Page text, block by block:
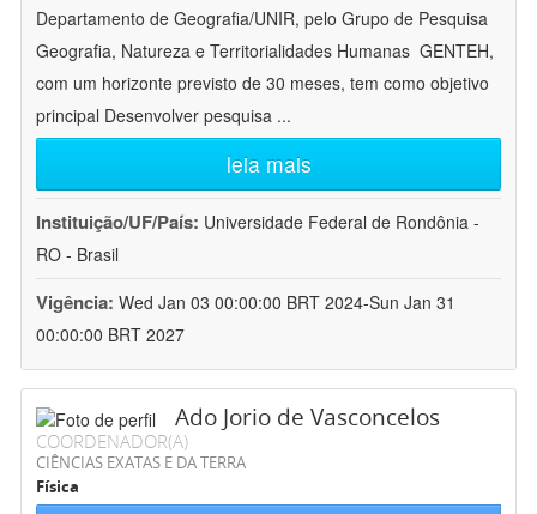
Departamento de Geografia/UNIR, pelo Grupo de Pesquisa
Geografia, Natureza e Territorialidades Humanas  GENTEH,
com um horizonte previsto de 30 meses, tem como objetivo
principal Desenvolver pesquisa ...
leia mais
Instituição/UF/País: Universidade Federal de Rondônia -
RO - Brasil
Vigência: Wed Jan 03 00:00:00 BRT 2024-Sun Jan 31
00:00:00 BRT 2027
Ado Jorio de Vasconcelos
COORDENADOR(A)
CIÊNCIAS EXATAS E DA TERRA
Física